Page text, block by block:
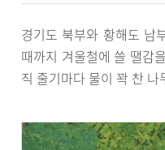
경기도 북부와 황해도 남
때까지 겨울철에 쓸 땔감
직 줄기마다 물이 꽉 찬